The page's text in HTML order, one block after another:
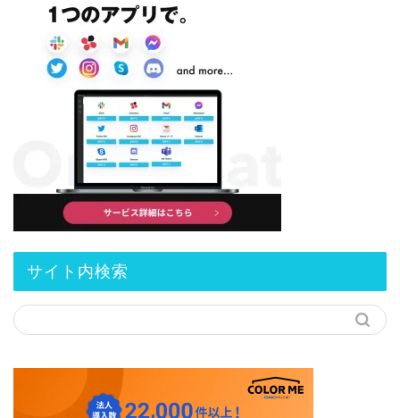
サイト内検索